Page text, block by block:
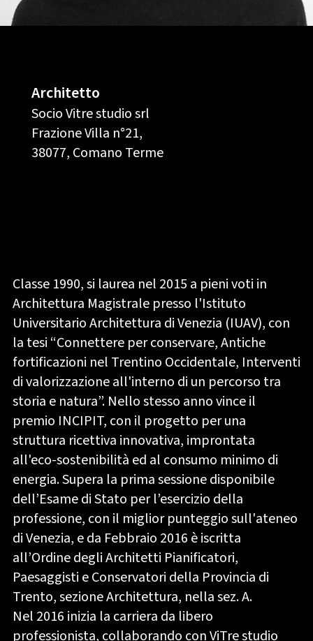
Architetto
Socio Vitre studio srl
Frazione Villa n°21,
38077, Comano Terme
Classe 1990, si laurea nel 2015 a pieni voti in
Architettura Magistrale presso l'Istituto
Universitario Architettura di Venezia (IUAV), con
la tesi “Connettere per conservare, Antiche
fortificazioni nel Trentino Occidentale, Interventi
di valorizzazione all'interno di un percorso tra
storia e natura”. Nello stesso anno vince il
premio INCIPIT, con il progetto per una
struttura ricettiva innovativa, improntata
all'eco-sostenibilità ed al consumo minimo di
energia. Supera la prima sessione disponibile
dell’Esame di Stato per l’esercizio della
professione, con il miglior punteggio sull'ateneo
di Venezia, e da Febbraio 2016 è iscritta
all’Ordine degli Architetti Pianificatori,
Paesaggisti e Conservatori della Provincia di
Trento, sezione Architettura, nella sez. A.
Nel 2016 inizia la carriera da libero
professionista, collaborando con ViTre studio